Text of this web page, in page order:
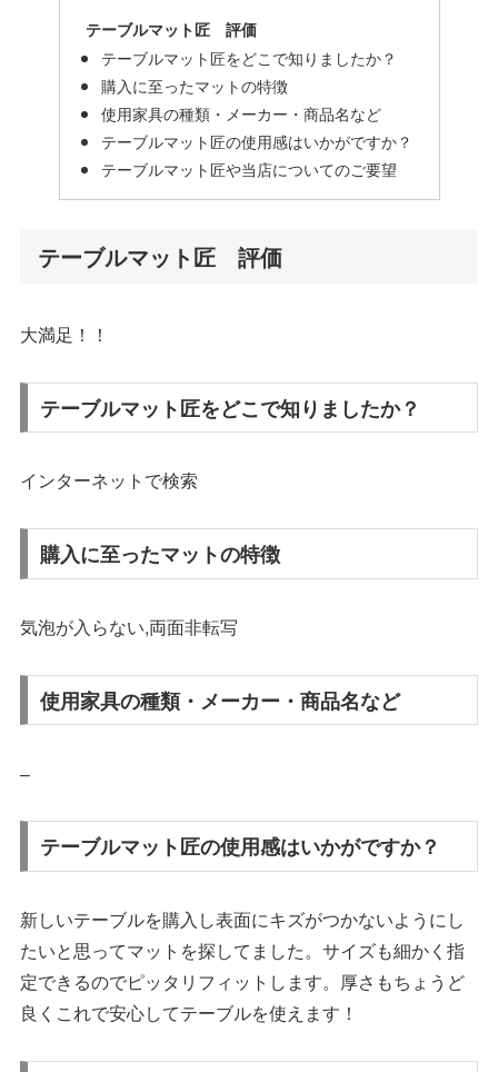
テーブルマット匠 評価
テーブルマット匠をどこで知りましたか？
購入に至ったマットの特徴
使用家具の種類・メーカー・商品名など
テーブルマット匠の使用感はいかがですか？
テーブルマット匠や当店についてのご要望
テーブルマット匠 評価
大満足！！
テーブルマット匠をどこで知りましたか？
インターネットで検索
購入に至ったマットの特徴
気泡が入らない,両面非転写
使用家具の種類・メーカー・商品名など
–
テーブルマット匠の使用感はいかがですか？
新しいテーブルを購入し表面にキズがつかないようにし
たいと思ってマットを探してました。サイズも細かく指
定できるのでピッタリフィットします。厚さもちょうど
良くこれで安心してテーブルを使えます！